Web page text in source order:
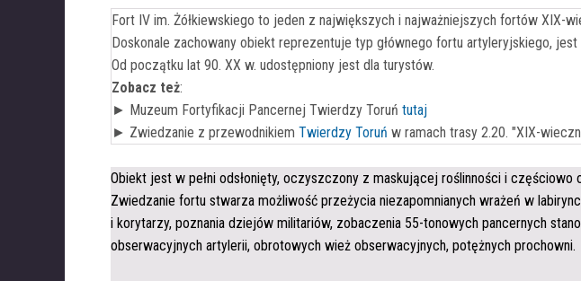
Fort IV im. Żółkiewskiego to jeden z największych i najważniejszych fortów XIX-
Doskonale zachowany obiekt reprezentuje typ głównego fortu artyleryjskiego,
Od początku lat 90. XX w. udostępniony jest dla turystów.
Zobacz też:
► Muzeum Fortyfikacji Pancernej Twierdzy Toruń tutaj
► Zwiedzanie z przewodnikiem Twierdzy Toruń w ramach trasy 2.20. "XIX-
Obiekt jest w pełni odsłonięty, oczyszczony z maskującej roślinności i częściowo
Zwiedzanie fortu stwarza możliwość przeżycia niezapomnianych wrażeń w
i korytarzy, poznania dziejów militariów, zobaczenia 55-tonowych pancernych
obserwacyjnych artylerii, obrotowych wież obserwacyjnych, potężnych prochowni.